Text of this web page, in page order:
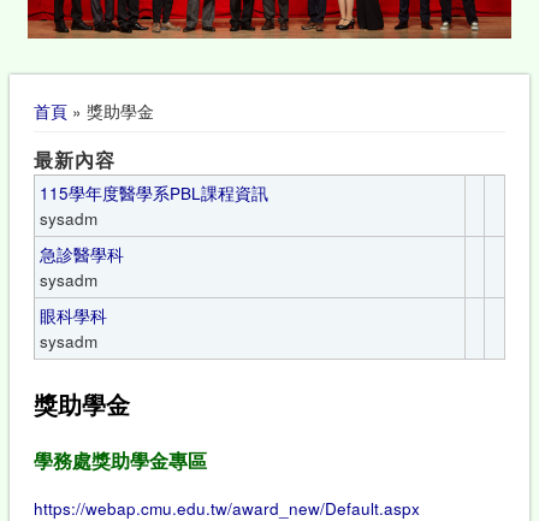
您在這裡
首頁» 獎助學金
最新內容
115學年度醫學系PBL課程資訊
sysadm
急診醫學科
sysadm
眼科學科
sysadm
獎助學金
學務處獎助學金專區
https://webap.cmu.edu.tw/award_new/Default.aspx